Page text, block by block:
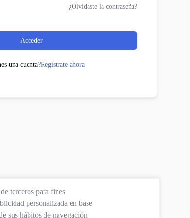
¿Olvidaste la contraseña?
Acceder
una cuenta?Regístrate ahora
terceros para fines
personalizada en base
sus hábitos de navegación